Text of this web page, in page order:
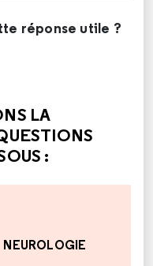
réponse utile ?
LA
:
NEUROLOGIE